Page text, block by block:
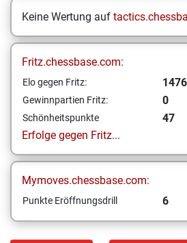
Keine Wertung auf
Fritz.chessbase.com:
Elo gegen Fritz: 1476
Gewinnpartien Fritz: 0
Schönheitspunkte
47
Erfolge gegen Fritz...
Mymoves.chessbase.com:
Punkte Eröffnungsdrill 6